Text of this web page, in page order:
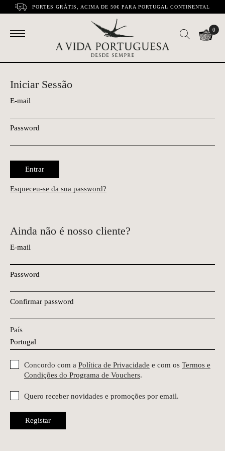
PORTES GRÁTIS, ACIMA DE 50€ PARA PORTUGAL CONTINENTAL
0
Iniciar Sessão
E-mail
Password
Entrar
Esqueceu-se da sua password?
Ainda não é nosso cliente?
E-mail
Password
Confirmar password
País
Concordo com a Política de Privacidade e com os Termos e
Condições do Programa de Vouchers.
Quero receber novidades e promoções por email.
Registar